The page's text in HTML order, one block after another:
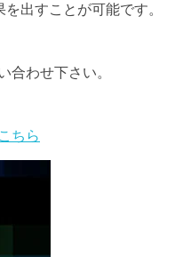
出すことが可能です。
合わせ下さい。
こちら